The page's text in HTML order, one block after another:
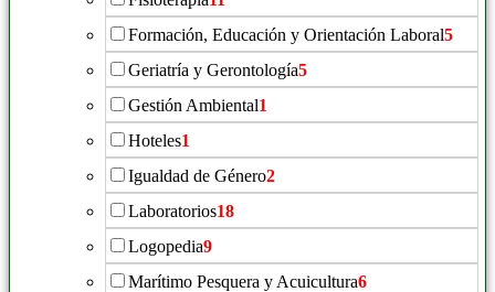
Formación, Educación y Orientación Laboral5
Geriatría y Gerontología5
Gestión Ambiental1
Hoteles1
Igualdad de Género2
Laboratorios18
Logopedia9
Marítimo Pesquera y Acuicultura6